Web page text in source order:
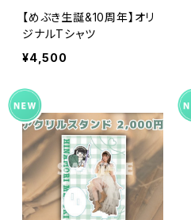
【めぶき生誕&10周年】オリ
ジナルTシャツ
¥4,500